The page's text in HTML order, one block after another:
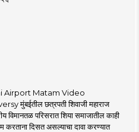
Airport Matam Video
मुंबईतील छत्रपती शिवाजी महाराज
विमानतळ परिसरात शिया समाजातील काही
करताना दिसत असल्याचा दावा करण्यात